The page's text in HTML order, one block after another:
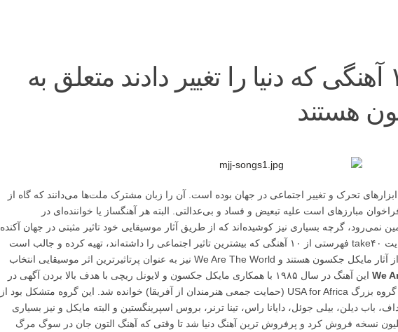
۴ آهنگ از ۱۰ آهنگی که دنیا را تغییر دادند متعلق به
هستند
تحرک و تغییر اجتماعی در جهان بوده است. آن را زبان مشترک ملت‌ها می‌دانند که گاه از
صلح می‌گوید و عشق، و گاه فراخوان مبارزه‎ای است علیه تبعیض و فساد و بی‌عدالتی. البته هر آهنگساز یا خواننده‌ای در
نمی‌رود، گرچه بسیاری نیز کوشیده‌اند که از طریق آثار موسیقایی خود تاثیر مثبتی در جهان آکنده
از جنگ و نفرت ایجاد کنند. سایت take۴۰ فهرستی از ۱۰ آهنگی که بیشترین تاثیر اجتماعی را داشته‌اند، تهیه کرده و جالب است
بدانید که ۴ تا از این ۱۰ آهنگ از آثار مایکل جکسون هستند و We Are The World نیز به عنوان پرتاثیرترین اثر موسیقایی انتخاب
این آهنگ در سال ۱۹۸۵ با همکاری مایکل جکسون و لایونل ریچی با هدف بالا بردن آگهی در
مورد قطحی در آفریقا توسط گروه بزرگ USA for Africa (حمایت جمعی هنرمندان از آفریقا) خوانده شد. این گروه متشکل بود از
باب دیلن، بیلی جوئل، دایانا راس، تینا ترنر، بروس اسپرینگستین و البته مایکل و نیز بسیاری
این آهنگ بیش از ۲۰ میلیون نسخه فروش کرد و پرفروش ترین آهنگ دنیا شد تا وقتی که آهنگ التون جان در سوگ مرگ